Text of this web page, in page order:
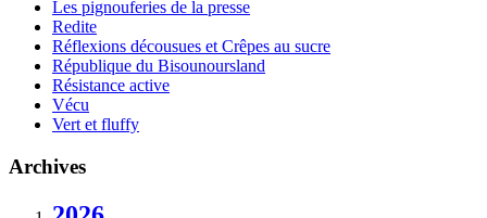
Les pignouferies de la presse
Redite
Réflexions décousues et Crêpes au sucre
République du Bisounoursland
Résistance active
Vécu
Vert et fluffy
Archives